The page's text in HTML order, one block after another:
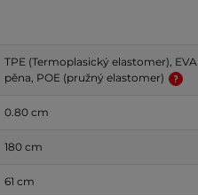
TPE (Termoplasický elastomer), EVA
pěna, POE (pružný elastomer)
0.80 cm
180 cm
61 cm